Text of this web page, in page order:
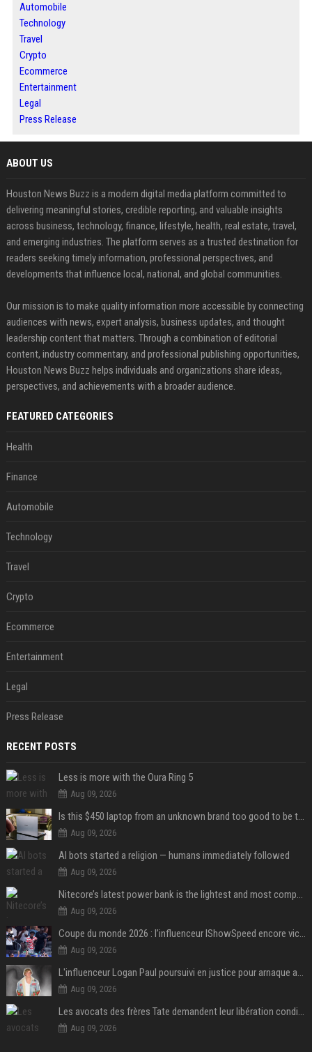
Automobile
Technology
Travel
Crypto
Ecommerce
Entertainment
Legal
Press Release
ABOUT US
Houston News Buzz is a modern digital media platform committed to
delivering meaningful stories, credible reporting, and valuable insights
across business, technology, finance, lifestyle, health, real estate, travel,
and emerging industries. The platform serves as a trusted destination for
readers seeking timely information, professional perspectives, and
developments that influence local, national, and global communities.
Our mission is to make quality information more accessible by connecting
audiences with news, expert analysis, business updates, and thought
leadership content that matters. Through a combination of editorial
content, industry commentary, and professional publishing opportunities,
Houston News Buzz helps individuals and organizations share ideas,
perspectives, and achievements with a broader audience.
FEATURED CATEGORIES
Health
Finance
Automobile
Technology
Travel
Crypto
Ecommerce
Entertainment
Legal
Press Release
RECENT POSTS
Less is more with the Oura Ring 5
Aug 09, 2026
Is this $450 laptop from an unknown brand too good to be true?
Aug 09, 2026
AI bots started a religion — humans immediately followed
Aug 09, 2026
Nitecore’s latest power bank is the lightest and most compact yet
Aug 09, 2026
Coupe du monde 2026 : l’influenceur IShowSpeed encore victime d’actes racistes de supporters argentins
Aug 09, 2026
L'influenceur Logan Paul poursuivi en justice pour arnaque aux NFTs
Aug 09, 2026
Les avocats des frères Tate demandent leur libération conditionnelle
Aug 09, 2026